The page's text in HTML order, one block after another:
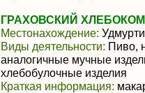
ГРАХОВСКИЙ
Местонахождение:
Виды деятельности: Пиво,
аналогичные мучные
хлебобулочные изделия
Краткая информация: